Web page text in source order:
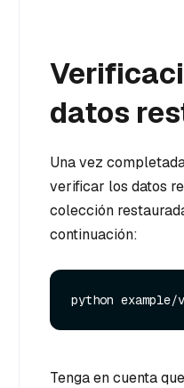
datos
Una vez
verificar los datos
colección
continuación:
Tenga en cuenta